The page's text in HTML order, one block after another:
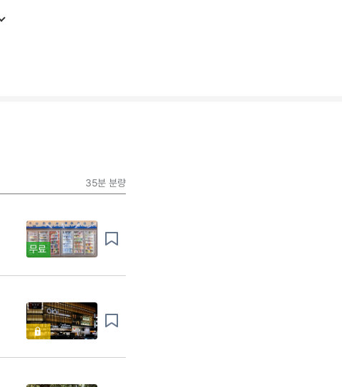
35분 분량
무료